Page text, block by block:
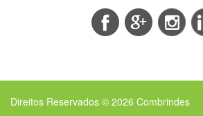
Direitos Reservados © 2026 Combrindes